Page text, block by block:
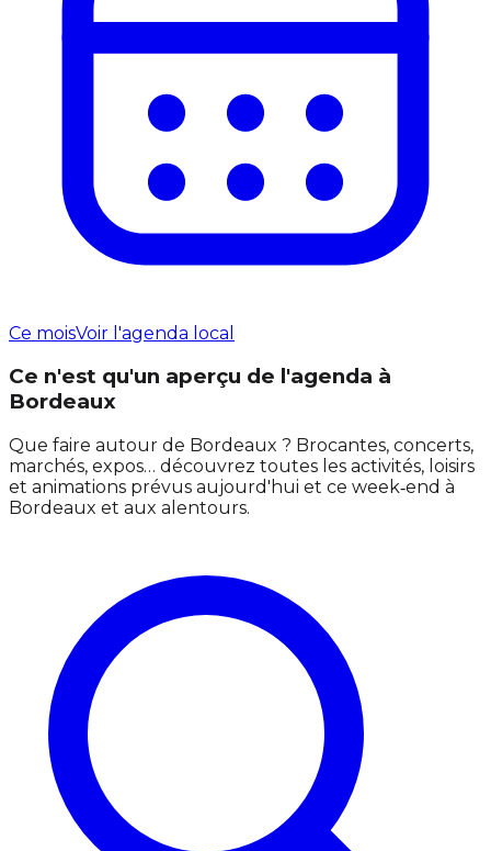
Ce moisVoir l'agenda local
Ce n'est qu'un aperçu de l'agenda à
Bordeaux
Que faire autour de Bordeaux ? Brocantes, concerts,
marchés, expos… découvrez toutes les activités, loisirs
et animations prévus aujourd'hui et ce week‑end à
Bordeaux et aux alentours.